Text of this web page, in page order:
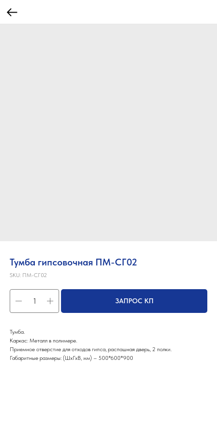
Тумба гипсовочная ПМ-СГ02
SKU: ПМ-СГ02
ЗАПРОС КП
Тумба.
Каркас: Металл в полимере.
Приемное отверстие для отходов гипса, распашная дверь, 2 полки.
Габаритные размеры: (ШхГхВ, мм) – 500*600*900